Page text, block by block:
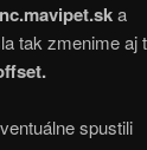
a
tak zmenime aj
spustili